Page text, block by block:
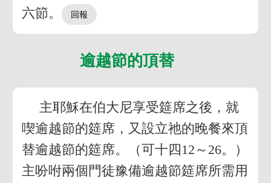
六節。
逾越節的頂替
主耶穌在伯大尼享受筵席之後，就
喫逾越節的筵席，又設立祂的晚餐來頂
替逾越節的筵席。（可十四12～26。）
主吩咐兩個門徒豫備逾越節筵席所需用